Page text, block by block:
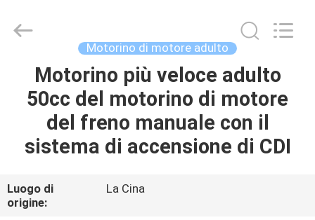
CASA
PRODOTTI
NOI
Rongyao
Vehicle
Motorino di motore adulto
Motorino più veloce adulto
50cc del motorino di motore
del freno manuale con il
sistema di accensione di CDI
Luogo di
origine:
La Cina